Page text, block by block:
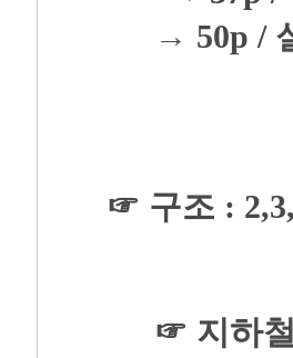
→ 50p /
☞ 구조 :
☞ 지하